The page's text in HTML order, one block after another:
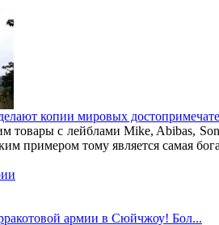
копии мировых
с лейблами Mike, Abibas,
примером тому является самая
армии в Сюйчжоу! Бол...